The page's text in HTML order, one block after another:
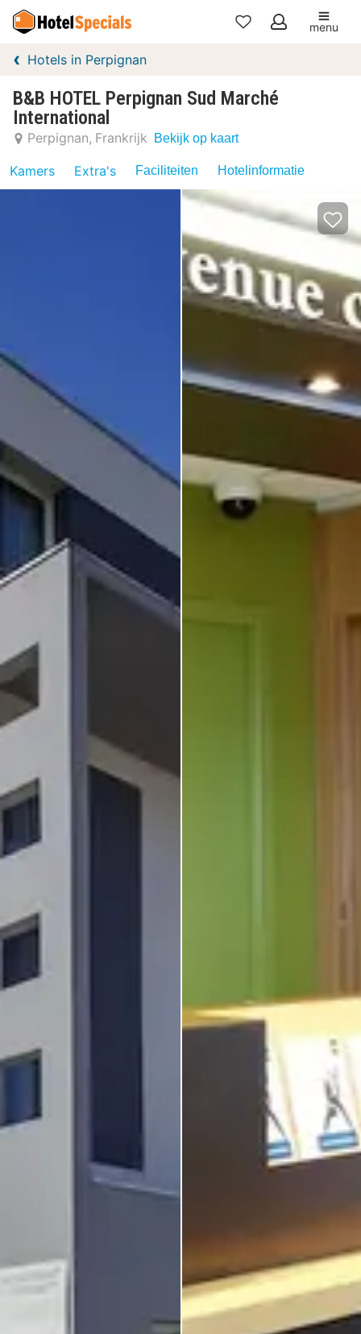
Mijn
menu
Hotels in Perpignan
B&B HOTEL Perpignan Sud Marché
International
Perpignan Frankrijk Bekijk op kaart
Kamers Extra's Faciliteiten Hotelinformatie